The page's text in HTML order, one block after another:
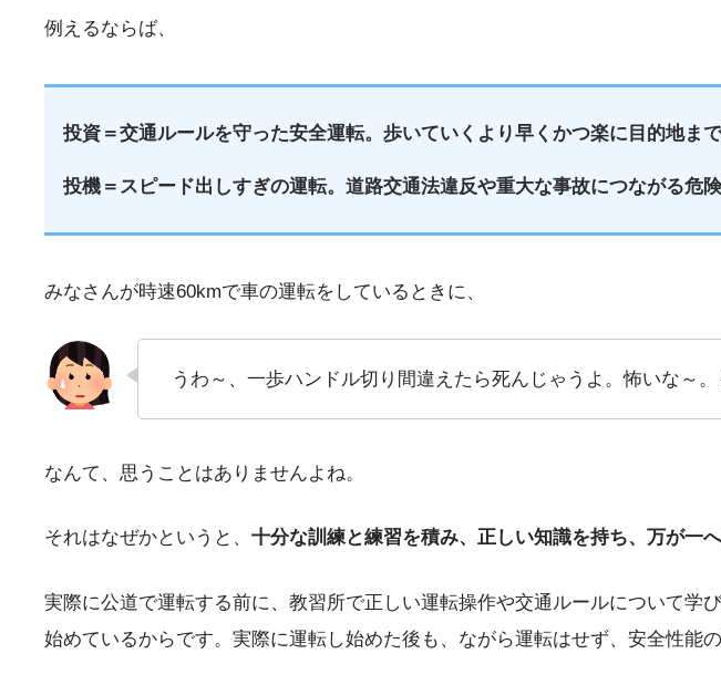
例えるならば、
投資＝交通ルールを守った安全運転。歩いていくより早くかつ楽に目的地まで
投機＝スピード出しすぎの運転。道路交通法違反や重大な事故につながる危
みなさんが時速60kmで車の運転をしているときに、
うわ～、一歩ハンドル切り間違えたら死んじゃうよ。怖いな～
なんて、思うことはありませんよね。
それはなぜかというと、 十分な訓練と練習を積み、正しい知識を持ち、万が一
実際に公道で運転する前に、教習所で正しい運転操作や交通ルールについて
始めているからです。実際に運転し始めた後も、ながら運転はせず、安全性能